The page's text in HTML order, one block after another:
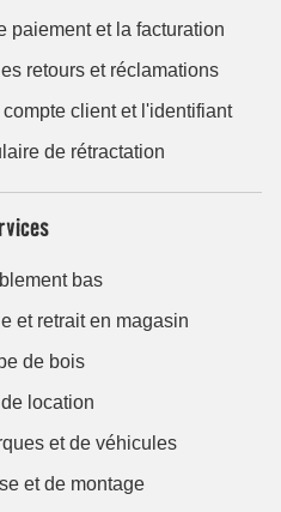
paiement et la facturation
retours et réclamations
client et l'identifiant
de rétractation
bas
et retrait en magasin
de bois
location
et de véhicules
et de montage